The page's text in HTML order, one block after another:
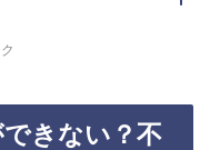
きない？不